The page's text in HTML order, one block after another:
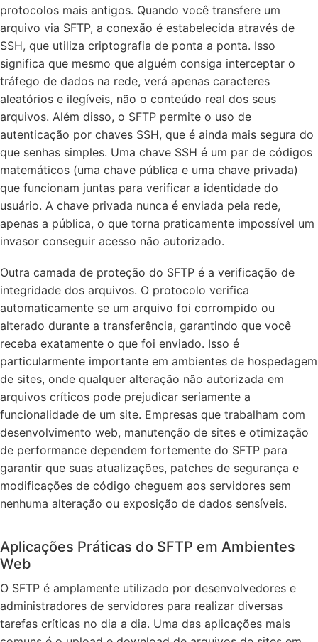
protocolos mais antigos. Quando você transfere um
arquivo via SFTP, a conexão é estabelecida através de
SSH, que utiliza criptografia de ponta a ponta. Isso
significa que mesmo que alguém consiga interceptar o
tráfego de dados na rede, verá apenas caracteres
aleatórios e ilegíveis, não o conteúdo real dos seus
arquivos. Além disso, o SFTP permite o uso de
autenticação por chaves SSH, que é ainda mais segura do
que senhas simples. Uma chave SSH é um par de códigos
matemáticos (uma chave pública e uma chave privada)
que funcionam juntas para verificar a identidade do
usuário. A chave privada nunca é enviada pela rede,
apenas a pública, o que torna praticamente impossível um
invasor conseguir acesso não autorizado.
Outra camada de proteção do SFTP é a verificação de
integridade dos arquivos. O protocolo verifica
automaticamente se um arquivo foi corrompido ou
alterado durante a transferência, garantindo que você
receba exatamente o que foi enviado. Isso é
particularmente importante em ambientes de hospedagem
de sites, onde qualquer alteração não autorizada em
arquivos críticos pode prejudicar seriamente a
funcionalidade de um site. Empresas que trabalham com
desenvolvimento web, manutenção de sites e otimização
de performance dependem fortemente do SFTP para
garantir que suas atualizações, patches de segurança e
modificações de código cheguem aos servidores sem
nenhuma alteração ou exposição de dados sensíveis.
Aplicações Práticas do SFTP em Ambientes
Web
O SFTP é amplamente utilizado por desenvolvedores e
administradores de servidores para realizar diversas
tarefas críticas no dia a dia. Uma das aplicações mais